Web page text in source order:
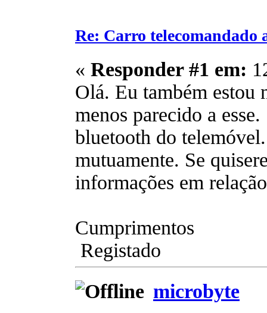
Re: Carro telecomandado
« Responder #1 em:
Olá. Eu também estou
menos parecido a
bluetooth do
mutuamente. Se
informações em
Cumprimentos
Registado
microbyte